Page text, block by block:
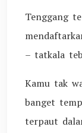
Tenggang
– tatkala
Kamu tak
banget
terpaut